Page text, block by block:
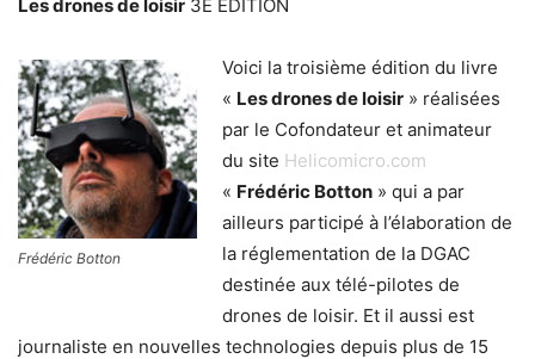
Les drones de loisir 3E ÉDITION
Frédéric Botton
Voici la troisième édition du livre
« Les drones de loisir » réalisées
par le Cofondateur et animateur
du site Helicomicro.com
« Frédéric Botton » qui a par
ailleurs participé à l’élaboration de
la réglementation de la DGAC
destinée aux télé-pilotes de
drones de loisir. Et il aussi est
journaliste en nouvelles technologies depuis plus de 15